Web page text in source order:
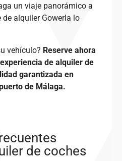
un viaje panorámico a
de alquiler Gowerla lo
vehículo? Reserve ahora
de alquiler de
garantizada en
de Málaga.
de coches